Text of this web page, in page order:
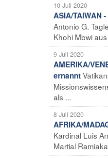
10 Juli 2020
ASIA/TAIWAN
Antonio G.
Khohi Mbwi
9 Juli 2020
AMERIKA/
ernannt
als ...
8 Juli 2020
AFRIKA/
Kardinal Luis
Martial